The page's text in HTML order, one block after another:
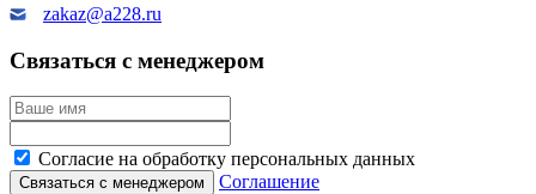
zakaz@a228.ru
Связаться с менеджером
Согласие на обработку персональных данных
Соглашение